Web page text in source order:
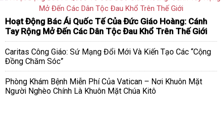
Hoạt Động Bác Ái Quốc Tế Của Đức Giáo Hoàng: Cánh
Tay Rộng Mở Đến Các Dân Tộc Đau Khổ Trên Thế Giới
Caritas Công Giáo: Sứ Mạng Đổi Mới Và Kiến Tạo Các “Cộng
Đồng Chăm Sóc”
Phòng Khám Bệnh Miễn Phí Của Vatican – Nơi Khuôn Mặt
Người Nghèo Chính Là Khuôn Mặt Chúa Kitô